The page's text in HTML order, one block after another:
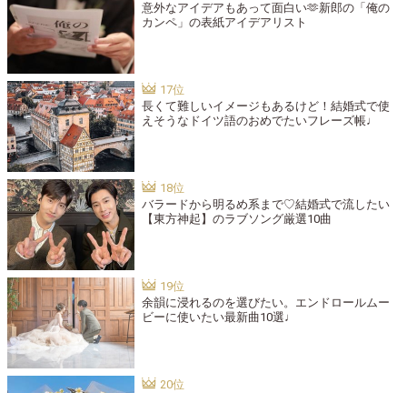
意外なアイデアもあって面白い🫶新郎の「俺の
カンペ」の表紙アイデアリスト
長くて難しいイメージもあるけど！結婚式で使
えそうなドイツ語のおめでたいフレーズ帳♩
バラードから明るめ系まで♡結婚式で流したい
【東方神起】のラブソング厳選10曲
余韻に浸れるのを選びたい。エンドロールムー
ビーに使いたい最新曲10選♩